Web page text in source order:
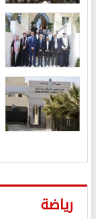
رياضة